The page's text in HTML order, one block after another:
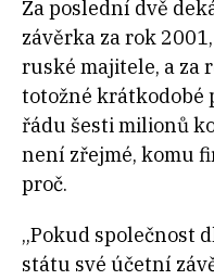
Za poslední dvě
závěrka za rok
ruské majitele, a za
totožné krátkodobé
řádu šesti milionů
není zřejmé, komu
proč.
„Pokud společnost
státu své účetní